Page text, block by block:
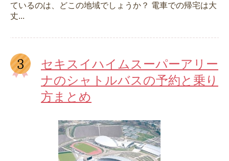
ているのは、どこの地域でしょうか？ 電車での帰宅は大
丈...
セキスイハイムスーパーアリー
ナのシャトルバスの予約と乗り
方まとめ